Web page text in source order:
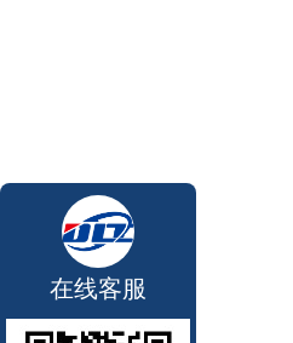
在线客服